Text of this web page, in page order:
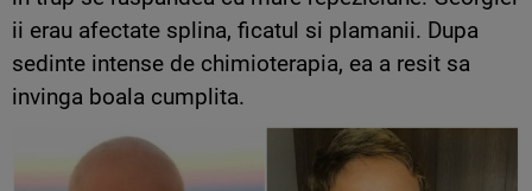
ii erau afectate splina, ficatul si plamanii. Dupa
sedinte intense de chimioterapia, ea a resit sa
invinga boala cumplita.